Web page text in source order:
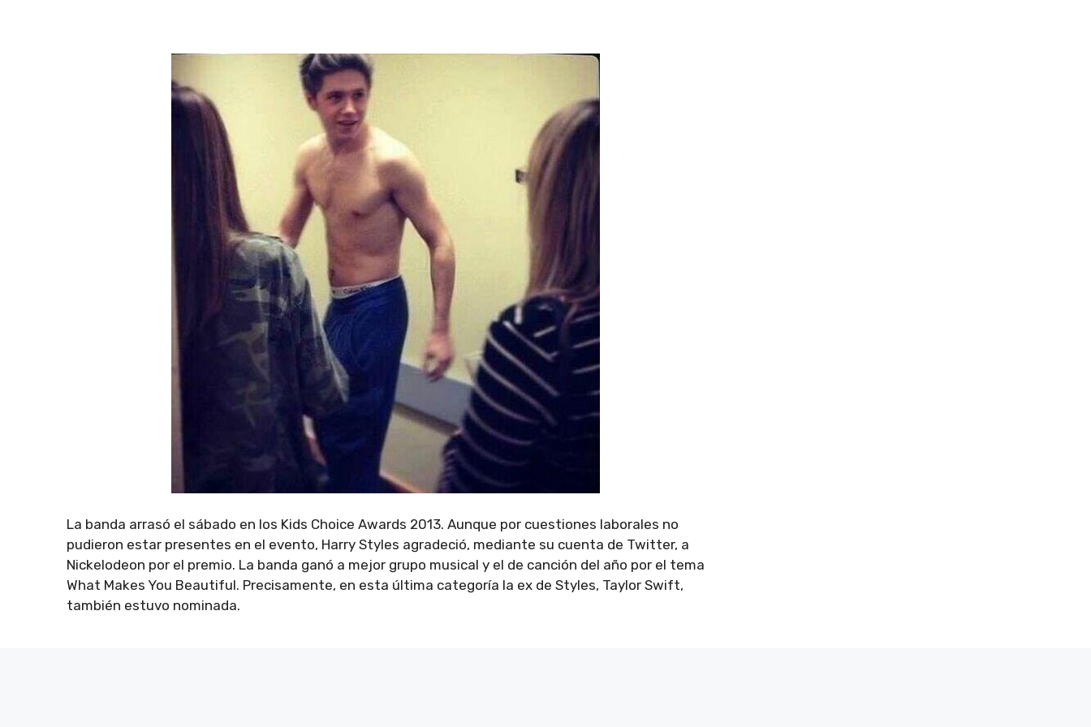
La banda arrasó el sábado en los Kids Choice Awards 2013. Aunque por cuestiones laborales no
pudieron estar presentes en el evento, Harry Styles agradeció, mediante su cuenta de Twitter, a
Nickelodeon por el premio. La banda ganó a mejor grupo musical y el de canción del año por el tema
What Makes You Beautiful. Precisamente, en esta última categoría la ex de Styles, Taylor Swift,
también estuvo nominada.